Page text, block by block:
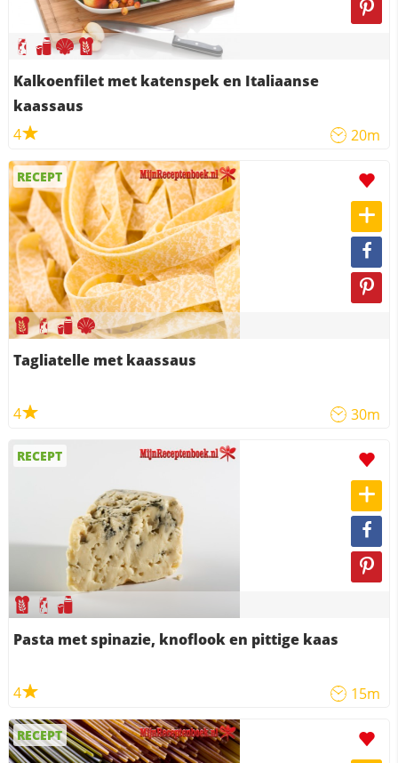
Kalkoenfilet met katenspek en Italiaanse
kaassaus
4
20m
RECEPT
Tagliatelle met kaassaus
4 30m
RECEPT
Pasta met spinazie, knoflook en pittige kaas
4 15m
RECEPT